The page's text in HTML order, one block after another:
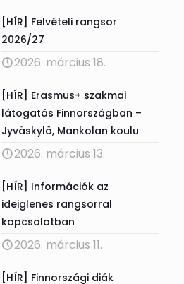
[HÍR] Felvételi rangsor
2026/27
2026. március 18.
[HÍR] Erasmus+ szakmai
látogatás Finnországban –
Jyväskylä, Mankolan koulu
2026. március 13.
[HÍR] Információk az
ideiglenes rangsorral
kapcsolatban
2026. március 11.
[HÍR] Finnországi diák